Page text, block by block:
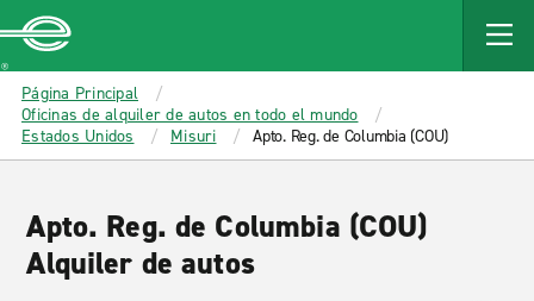
MAIN
CONTENT
Enterprise
Página Principal
Oficinas de alquiler de autos en todo el mundo
Estados Unidos
Misuri Apto. Reg. de Columbia (COU)
Apto. Reg. de Columbia (COU)
Alquiler de autos